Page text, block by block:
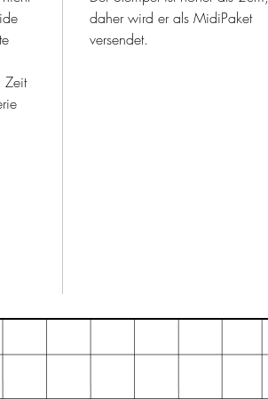
Zeit
daher wird er als MidiPaket
versendet.